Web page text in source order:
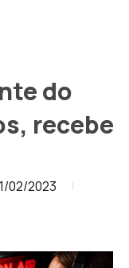
do
recebe
02/2023